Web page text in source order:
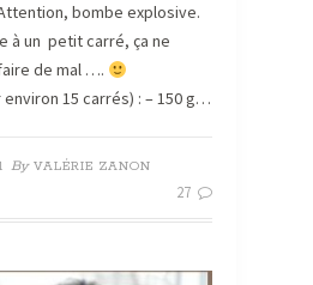
bombe explosive.
à un petit carré, ça ne
de mal ….
15 carrés) : – 150 g…
By VALÉRIE ZANON
27